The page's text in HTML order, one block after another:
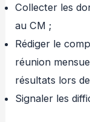
Collecter les
au CM ;
Rédiger le
réunion
résultats lors
Signaler les